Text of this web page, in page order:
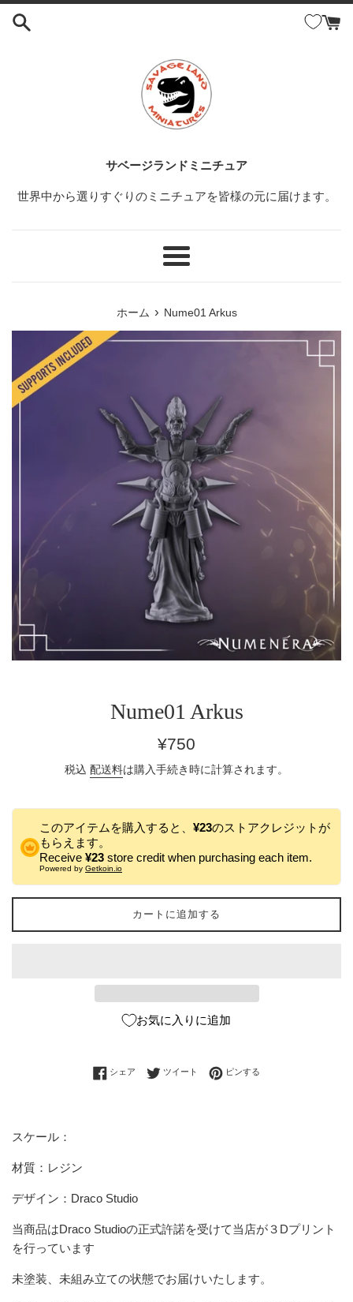
コ
サベージランドミニチュア
世界中から選りすぐりのミニチュアを皆様の元に届けます。
メ
ホーム › Nume01 Arkus
Nume01 Arkus
通
価
¥750
税込 配送料は購入手続き時に計算されます。
このアイテムを購入すると、 ¥23のストアクレジットが
もらえます。
Receive ¥23 store credit when purchasing each item.
Powered by Getkoin.io
カートに追加する
お気に入りに追加
シェア Facebookでシェアする
ツイート Twitterに投稿する
ピンする
スケール：
材質：レジン
デザイン：Draco Studio
当商品はDraco Studioの正式許諾を受けて当店が３Dプリント
を行っています
未塗装、未組み立ての状態でお届けいたします。